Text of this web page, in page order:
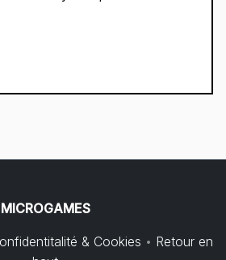
MICROGAMES
& Cookies • Retour en